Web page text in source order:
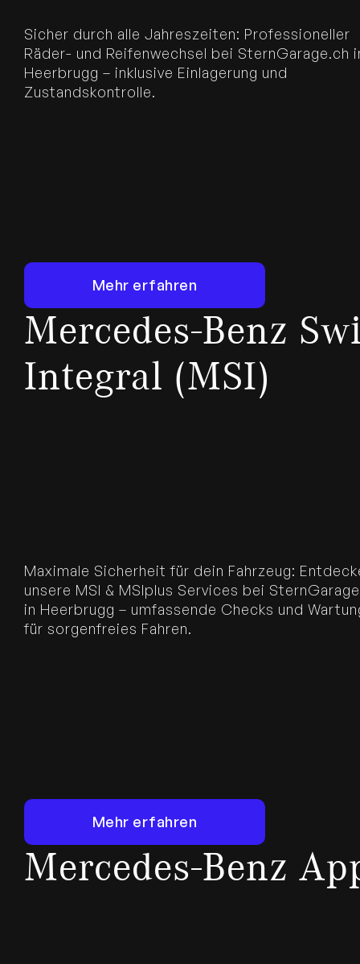
Sicher durch alle Jahreszeiten: Professioneller
Räder- und Reifenwechsel bei SternGarage.ch
Heerbrugg – inklusive Einlagerung und
Zustandskontrolle.
Mehr erfahren
Mercedes-Benz
Integral (MSI)
Maximale Sicherheit für dein Fahrzeug:
unsere MSI & MSIplus Services bei
in Heerbrugg – umfassende Checks und
für sorgenfreies Fahren.
Mehr erfahren
Mercedes-Benz